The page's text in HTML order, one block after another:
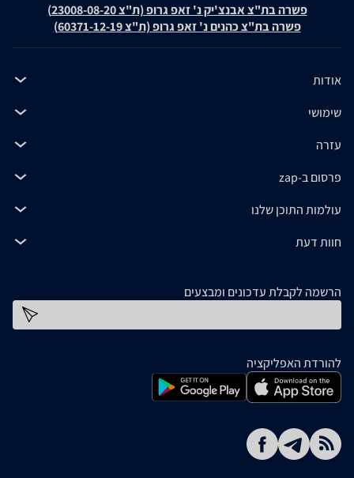
פשרה בת"צ אבנצ'יק נ' זאפ גרופ (ת"צ 23008-08-20)
פשרה בת"צ כהנים נ' זאפ גרופ (ת"צ 60371-12-19)
אודות
שימושי
עזרה
פרסום ב-zap
עולמות התוכן שלנו
חוות דעת
הרשמה לקבלת עדכונים ומבצעים
להורדת האפליקציה